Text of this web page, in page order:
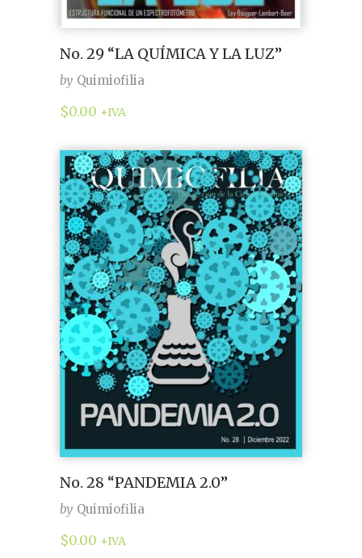
No. 29 “LA QUÍMICA Y LA LUZ”
by Quimiofilia
$0.00 +IVA
No. 28 “PANDEMIA 2.0”
by Quimiofilia
$0.00 +IVA